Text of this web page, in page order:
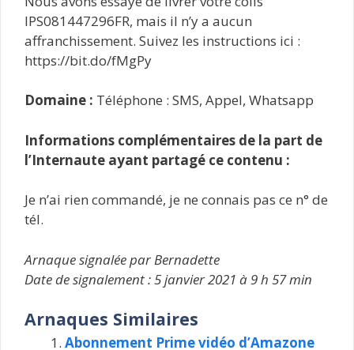
IPS081447296FR, mais il n’y a aucun
affranchissement. Suivez les instructions ici :
https://bit.do/fMgPy
Domaine : Téléphone : SMS, Appel, Whatsapp
Informations complémentaires de la part de
l’Internaute ayant partagé ce contenu :
Je n’ai rien commandé, je ne connais pas ce n° de
tél.
Arnaque signalée par Bernadette
Date de signalement : 5 janvier 2021 à 9 h 57 min
Arnaques Similaires
Abonnement Prime vidéo d’Amazone